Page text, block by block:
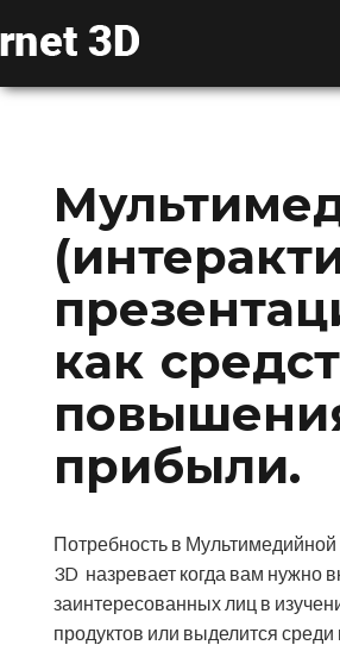
как
прибыли.
Потребность в Мультимедийной
3D назревает когда вам нужно
заинтересованных лиц в
продуктов или выделится среди